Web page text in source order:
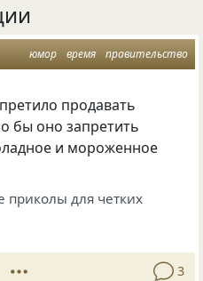
юмор время правительство
продавать
бы оно запретить
и мороженное
приколы для четких
3